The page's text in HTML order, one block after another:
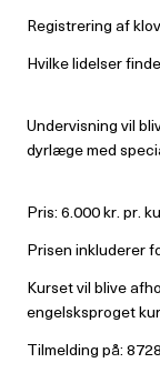
Registrering af
Hvilke lidelser
Undervisning vil
dyrlæge med
Pris: 6.000 kr. pr.
Prisen inkluderer
Kurset vil blive
engelsksproget
Tilmelding på: